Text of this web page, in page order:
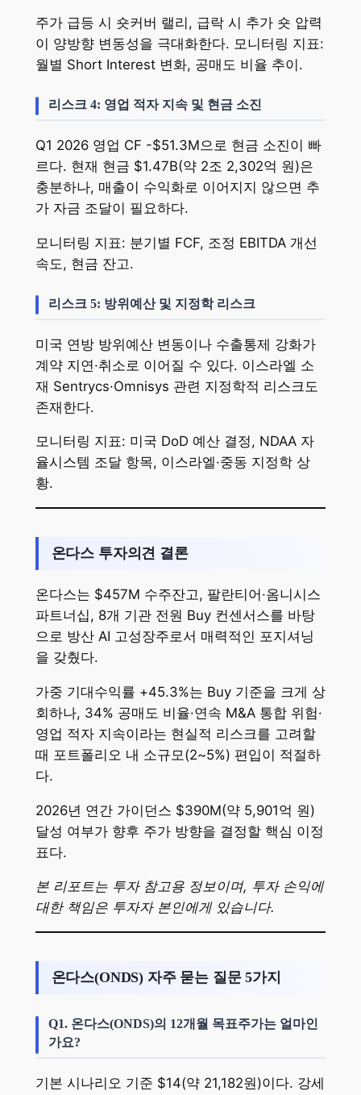
주가 급등 시 숏커버 랠리, 급락 시 추가 숏 압력
이 양방향 변동성을 극대화한다. 모니터링 지표:
월별 Short Interest 변화, 공매도 비율 추이.
리스크 4: 영업 적자 지속 및 현금 소진
Q1 2026 영업 CF -$51.3M으로 현금 소진이 빠
르다. 현재 현금 $1.47B(약 2조 2,302억 원)은
충분하나, 매출이 수익화로 이어지지 않으면 추
가 자금 조달이 필요하다.
모니터링 지표: 분기별 FCF, 조정 EBITDA 개선
속도, 현금 잔고.
리스크 5: 방위예산 및 지정학 리스크
미국 연방 방위예산 변동이나 수출통제 강화가
계약 지연·취소로 이어질 수 있다. 이스라엘 소
재 Sentrycs·Omnisys 관련 지정학적 리스크도
존재한다.
모니터링 지표: 미국 DoD 예산 결정, NDAA 자
율시스템 조달 항목, 이스라엘·중동 지정학 상
황.
온다스 투자의견 결론
온다스는 $457M 수주잔고, 팔란티어·옴니시스
파트너십, 8개 기관 전원 Buy 컨센서스를 바탕
으로 방산 AI 고성장주로서 매력적인 포지셔닝
을 갖췄다.
가중 기대수익률 +45.3%는 Buy 기준을 크게 상
회하나, 34% 공매도 비율·연속 M&A 통합 위험·
영업 적자 지속이라는 현실적 리스크를 고려할
때 포트폴리오 내 소규모(2~5%) 편입이 적절하
다.
2026년 연간 가이던스 $390M(약 5,901억 원)
달성 여부가 향후 주가 방향을 결정할 핵심 이정
표다.
본 리포트는 투자 참고용 정보이며, 투자 손익에
대한 책임은 투자자 본인에게 있습니다.
온다스(ONDS) 자주 묻는 질문 5가지
Q1. 온다스(ONDS)의 12개월 목표주가는 얼마인
가요?
기본 시나리오 기준 $14(약 21,182원)이다. 강세